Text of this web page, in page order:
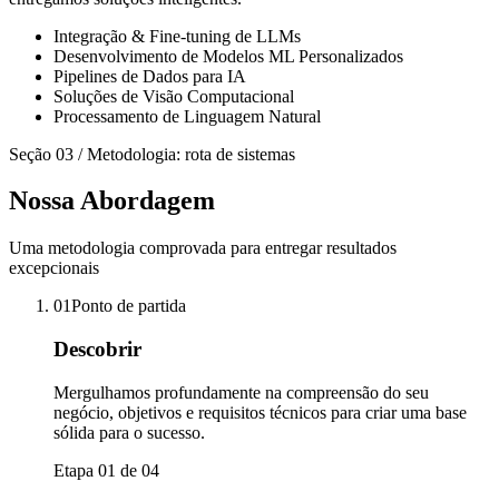
Integração & Fine-tuning de LLMs
Desenvolvimento de Modelos ML Personalizados
Pipelines de Dados para IA
Soluções de Visão Computacional
Processamento de Linguagem Natural
Seção 03 / Metodologia: rota de sistemas
Nossa Abordagem
Uma metodologia comprovada para entregar resultados
excepcionais
01Ponto de partida
Descobrir
Mergulhamos profundamente na compreensão do seu
negócio, objetivos e requisitos técnicos para criar uma base
sólida para o sucesso.
Etapa 01 de 04